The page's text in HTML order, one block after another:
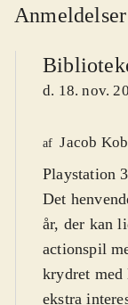
d. 18. nov.
af Jacob
Playstation
Det
år, der kan
actionspil
krydret
ekstra